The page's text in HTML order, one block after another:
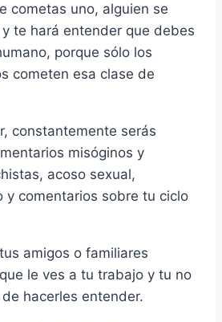
cometas uno, alguien se
te hará entender que debes
porque sólo los
cometen esa clase de
constantemente serás
misóginos y
acoso sexual,
y comentarios sobre tu ciclo
amigos o familiares
le ves a tu trabajo y tu no
hacerles entender.